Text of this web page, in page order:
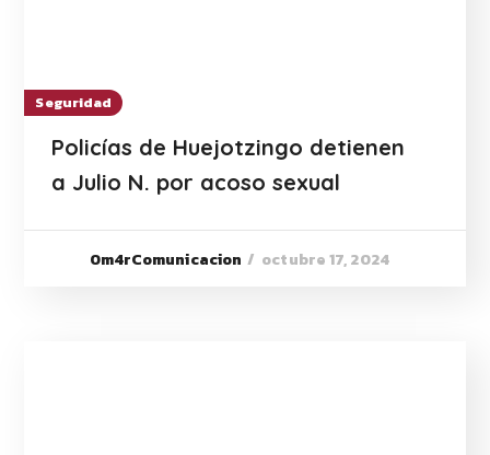
Seguridad
Policías de Huejotzingo detienen
a Julio N. por acoso sexual
0m4rComunicacion octubre 17, 2024